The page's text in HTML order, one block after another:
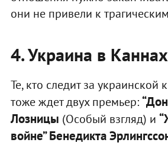
они не привели к
4. Украина в Каннах
Те, кто следит за украинской
тоже ждет двух премьер:
Лозницы (Особый взгляд) и
войне” Бенедикта